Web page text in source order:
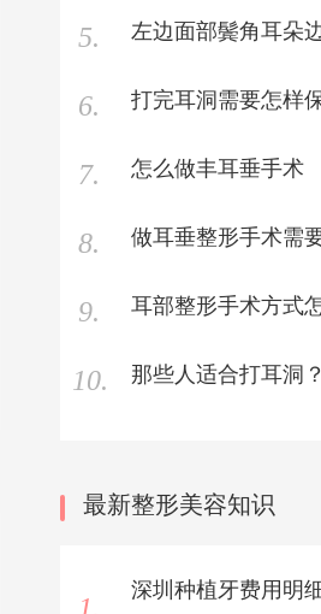
5.
6.
7. 怎么做丰耳垂手术
8.
9.
10. 那些人适合打耳洞？
最新整形美容知识